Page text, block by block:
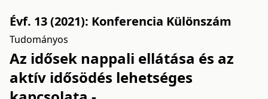
Évf. 13 (2021): Konferencia Különszám
Tudományos
Az idősek nappali ellátása és az
aktív idősödés lehetséges